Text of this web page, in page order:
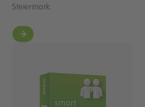
Steiermark.